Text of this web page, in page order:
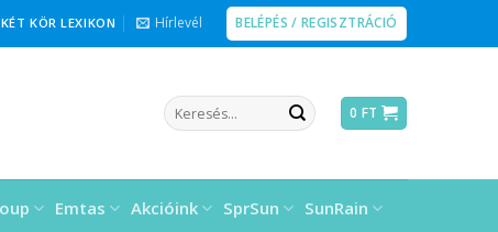
KÉT KÖR LEXIKON Hírlevél BELÉPÉS / REGISZTRÁCIÓ
Keresés
a
0 FT
Emtas Akcióink SprSun SunRain